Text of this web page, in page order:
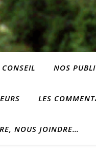
NOS
LES
NOUS JOINDRE…